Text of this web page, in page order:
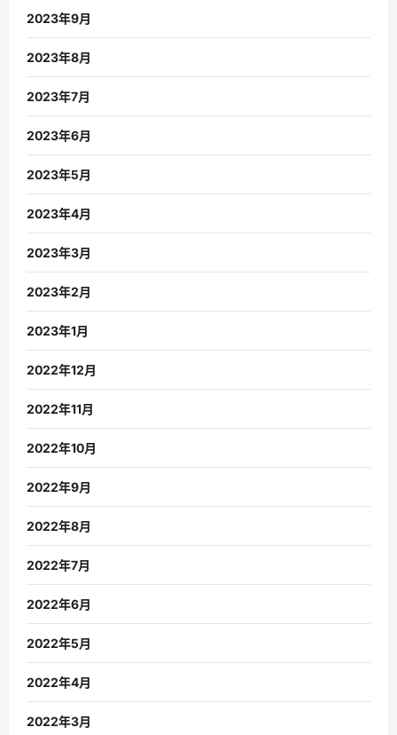
2023年9月
2023年8月
2023年7月
2023年6月
2023年5月
2023年4月
2023年3月
2023年2月
2023年1月
2022年12月
2022年11月
2022年10月
2022年9月
2022年8月
2022年7月
2022年6月
2022年5月
2022年4月
2022年3月